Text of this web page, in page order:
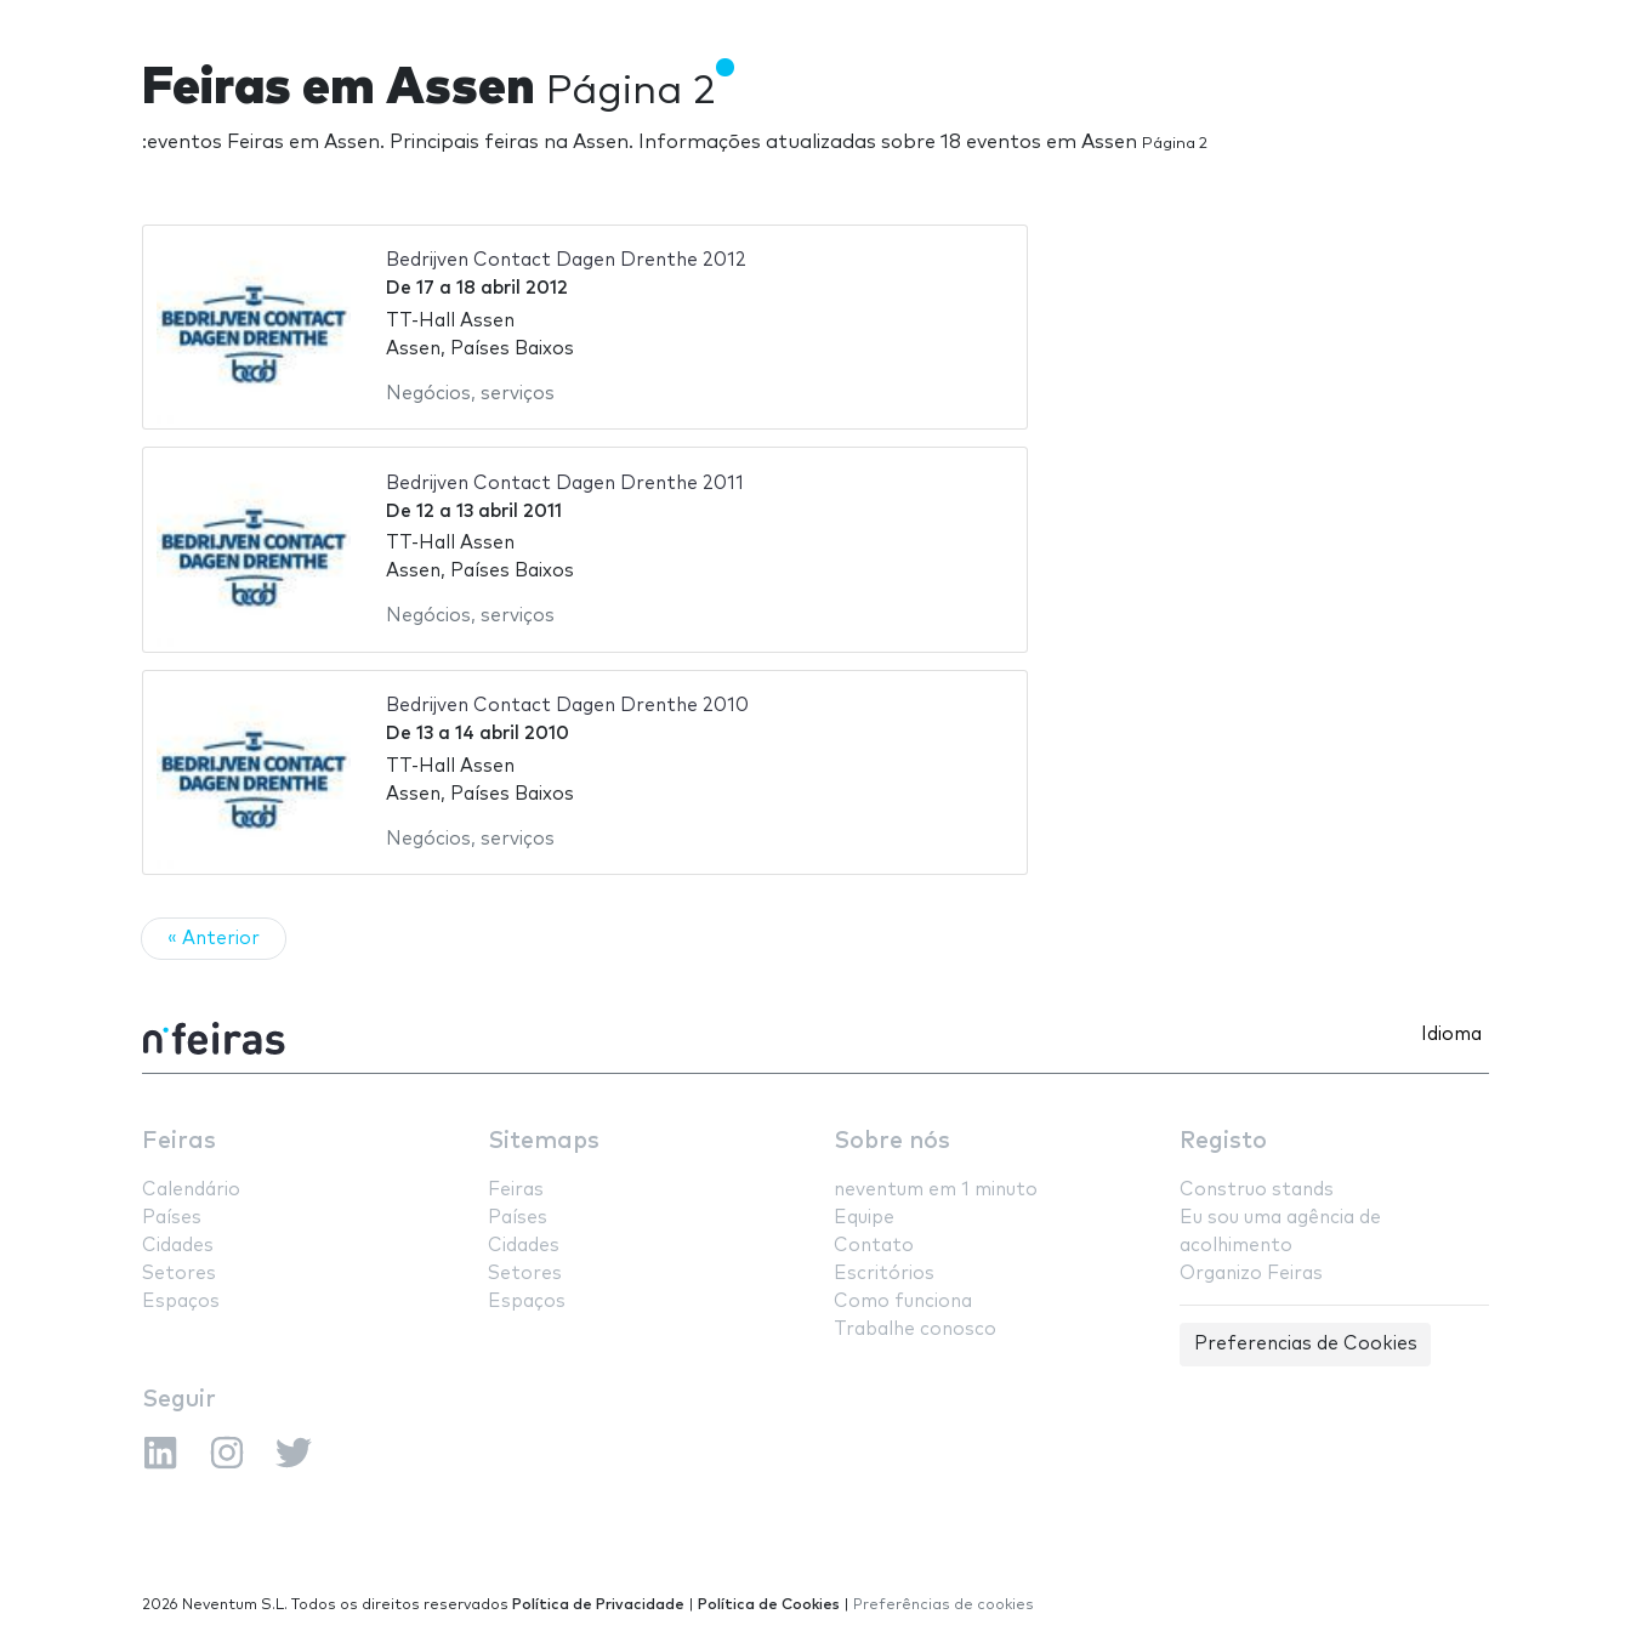
Feiras em Assen Página 2
:eventos Feiras em Assen. Principais feiras na Assen. Informações atualizadas sobre 18 eventos em Assen Página 2
Bedrijven Contact Dagen Drenthe 2012
De 17 a 18 abril 2012
TT-Hall Assen
Assen, Países Baixos
Negócios, serviços
Bedrijven Contact Dagen Drenthe 2011
De 12 a 13 abril 2011
TT-Hall Assen
Assen, Países Baixos
Negócios, serviços
Bedrijven Contact Dagen Drenthe 2010
De 13a 14 abril 2010
TT-Hall Assen
Assen, Países Baixos
Negócios, serviços
« Anterior
Idioma
Feiras
Calendário
Países
Cidades
Setores
Espaços
Sitemaps
Feiras
Países
Cidades
Setores
Espaços
Sobre nós
neventum em 1 minuto
Equipe
Contato
Escritórios
Como funciona
Trabalhe conosco
Registo
Construo stands
Eu sou uma agência de
acolhimento
Organizo Feiras
Preferencias de Cookies
Seguir
2026 Neventum S.L. Todos os direitos reservados Política de Privacidade Política de Cookies Preferências de cookies